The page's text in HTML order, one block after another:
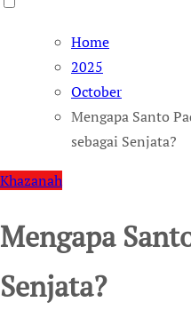
Home
2025
October
Mengapa Santo
sebagai Senjata?
Khazanah
Mengapa
Senjata?